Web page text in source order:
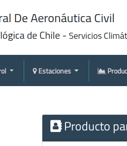
Estaciones
Producto